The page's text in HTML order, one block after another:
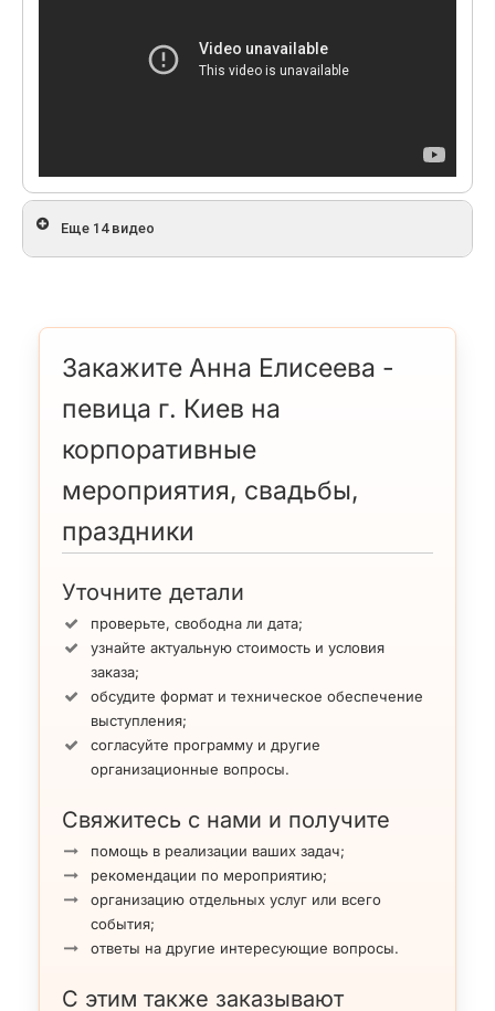
Еще 14 видео
Закажите Анна Елисеева -
певица г. Киев на
корпоративные
мероприятия, свадьбы,
праздники
Уточните детали
проверьте, свободна ли дата;
узнайте актуальную стоимость и условия
заказа;
обсудите формат и техническое обеспечение
выступления;
согласуйте программу и другие
организационные вопросы.
Свяжитесь с нами и получите
помощь в реализации ваших задач;
рекомендации по мероприятию;
организацию отдельных услуг или всего
события;
ответы на другие интересующие вопросы.
С этим также заказывают